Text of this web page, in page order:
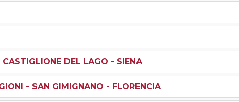
DEL LAGO - SIENA
- SAN GIMIGNANO - FLORENCIA